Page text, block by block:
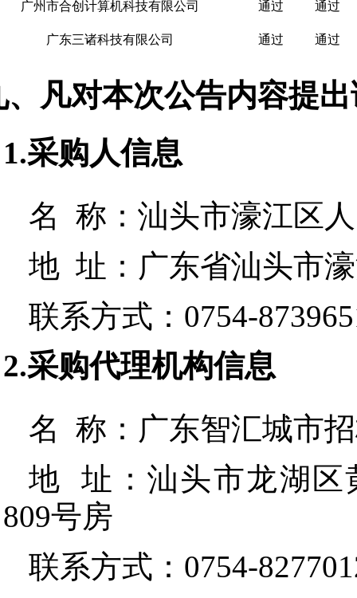
广州市合创计算机科技有限公司 通过 通过
广东三诸科技有限公司 通过 通过
、凡对本次公告内容提
1.采购人信息
名 称： 汕头市濠江区
地 址： 广东省汕头市
联系方式： 0754-
2.采购代理机构信息
名 称： 广东智汇城市
地 址： 汕头市龙湖区
809号房
联系方式： 0754-